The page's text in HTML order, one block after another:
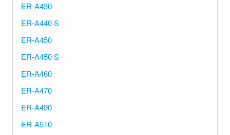
ER-A430
ER-A440 S
ER-A450
ER-A450 S
ER-A460
ER-A470
ER-A490
ER-A510